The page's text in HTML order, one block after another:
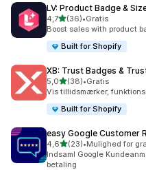
LV: Product Badge &
4,7ud af 5 stjerner
(36)
36 anmeldelser i alt
•Gratis
Boost sales with product
Built for Shopify
XB: Trust Badges &
5,0ud af 5 stjerner
(38)
38 anmeldelser i alt
•Gratis
Vis tillidsmærker,
Built for Shopify
easy Google Customer
4,6ud af 5 stjerner
(23)
23 anmeldelser i alt
•Mulighed for
Indsaml Google
betaling